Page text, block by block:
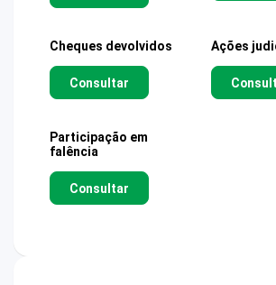
Cheques devolvidos
Consultar
Ações
Participação em
falência
Consultar